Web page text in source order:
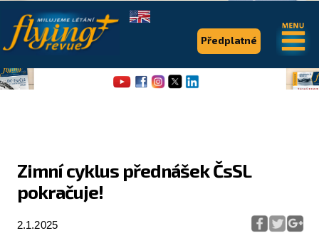
Zimní cyklus přednášek ČsSL
pokračuje!
2.1.2025
Předplatné
.